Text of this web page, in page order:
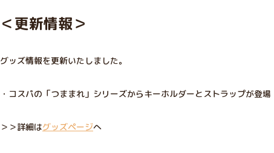
＜更新情報＞
グッズ情報を更新いたしました。
・コスパの「つままれ」シリーズからキーホルダーとストラップが登場
＞＞詳細はグッズページへ